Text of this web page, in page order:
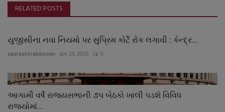
RELATED POSTS
યુજીસીના નવા નિયમો પર સુપ્રિમ કોર્ટે રોક લગાવી : કેન્દ્ર...
saurashtrabhoomi Jan 29, 2026 0
આગામી વર્ષે રાજયસભાની ૭પ બેઠકો ખાલી પડશે વિવિધ
રાજયોમાં...